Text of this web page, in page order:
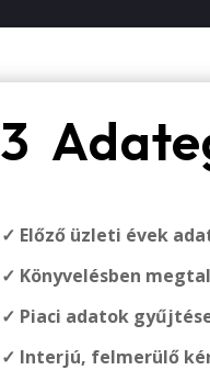
3
✓ Előző üzleti évek
✓ Könyvelésben
✓ Piaci adatok
✓ Interjú, felmerülő